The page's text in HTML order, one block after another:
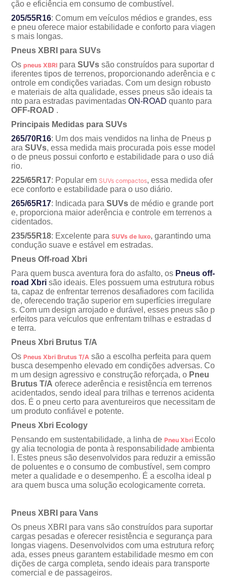
ção e eficiência em consumo de combustível.
205/55R16: Comum em veículos médios e grandes, ess
e pneu oferece maior estabilidade e conforto para viagen
s mais longas.
Pneus XBRI para SUVs
Ospneus XBRI paraSUVssão construídos para suportar d
iferentes tipos de terrenos, proporcionando aderência e c
ontrole em condições variadas. Com um design robusto
e materiais de alta qualidade, esses pneus são ideais ta
nto para estradas pavimentadasON-ROAD quanto para
OFF-ROAD .
Principais Medidas para SUVs
265/70R16: Um dos mais vendidos na linha de Pneus p
araSUVs, essa medida mais procurada pois esse model
o de pneus possui conforto e estabilidade para o uso di
rio.
225/65R17: Popular em SUVs compactos, essa medida ofer
ece conforto e estabilidade para o uso diário.
265/65R17: Indicada paraSUVs de médio e grande port
e, proporciona maior aderência e controle em terrenos a
cidentados.
235/55R18: Excelente paraSUVs de luxo, garantindo uma
condução suave e estável em estradas.
Pneus Off-road Xbri
Para quem busca aventura fora do asfalto, os Pneus off-
road Xbri são ideais. Eles possuem uma estrutura robus
ta, capaz de enfrentar terrenos desafiadores com facilida
de, oferecendo tração superior em superfícies irregulare
s. Com um design arrojado e durável, esses pneus são p
erfeitos para veículos que enfrentam trilhas e estradas d
e terra.
Pneus Xbri Brutus T/A
OsPneus Xbri Brutus T/A são a escolha perfeita para quem
busca desempenho elevado em condições adversas. Co
m um design agressivo e construção reforçada, o Pneu
Brutus T/A oferece aderência e resistência em terrenos
acidentados, sendo ideal para trilhas e terrenos acidenta
dos. É o pneu certo para aventureiros que necessitam de
um produto confiável e potente.
Pneus Xbri Ecology
Pensando em sustentabilidade, a linha dePneu Xbri Ecolo
gy alia tecnologia de ponta à responsabilidade ambienta
l. Estes pneus são desenvolvidos para reduzir a emissão
de poluentes e o consumo de combustível, sem compro
meter a qualidade e o desempenho. É a escolha ideal p
ara quem busca uma solução ecologicamente correta.
Pneus XBRI para Vans
Os pneus XBRI para vans são construídos para suportar
cargas pesadas e oferecer resistência e segurança para
longas viagens. Desenvolvidos com uma estrutura reforç
ada, esses pneus garantem estabilidade mesmo em con
dições de carga completa, sendo ideais para transporte
comercial e de passageiros.